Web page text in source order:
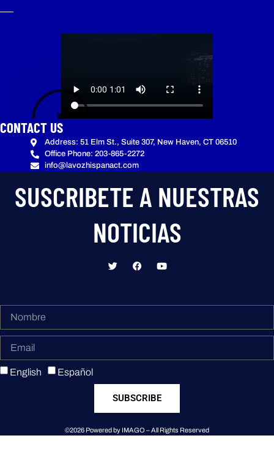
CONTACT US
Address: 51 Elm St., Suite 307, New Haven, CT 06510
Office Phone: 203-865-2272
info@lavozhispanact.com
SUSCRIBETE A NUESTRAS
NOTICIAS
English Español
SUBSCRIBE
©2026 Powered by IMAGO – All Rights Reserved